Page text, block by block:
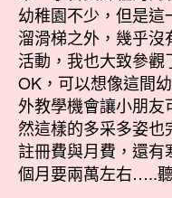
幼稚園不少，但是這
溜滑梯之外，幾乎
活動，我也大致參
OK，可以想像這間
外教學機會讓小朋友
然這樣的多采多姿
註冊費與月費，還
個月要兩萬左右…..